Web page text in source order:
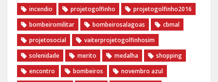
incendio
‪projetogolfinho‬
‎projetogolfinho2016
‎bombeiromilitar‬
‎bombeirosalagoas‬
‎cbmal‬
‎projetosocial‬‪
vaiterprojetogolfinhosim‬
solenidade
merito medalha
shopping
encontro
bombeiros
novembro azul